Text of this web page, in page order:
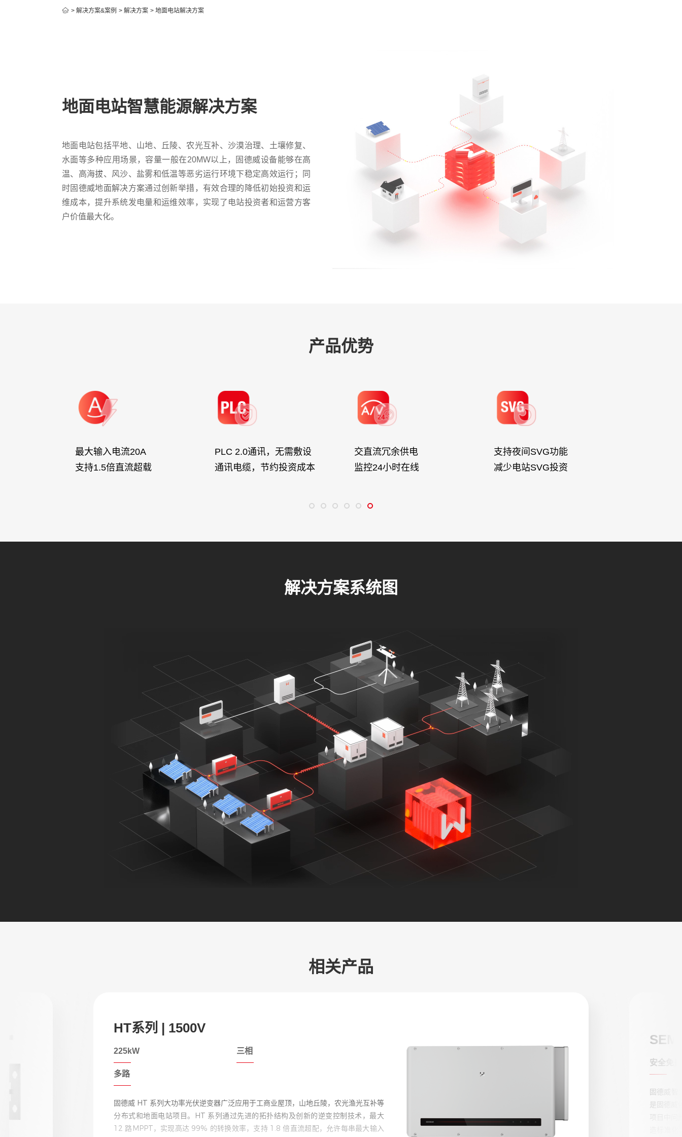
> 解决方案&案例 > 解决方案 > 地面电站解决方案
地面电站智慧能源解决方案
地面电站包括平地、山地、丘陵、农光互补、沙漠治理、土壤修复、
水面等多种应用场景，容量一般在20MW以上，固德威设备能够在高
温、高海拔、风沙、盐雾和低温等恶劣运行环境下稳定高效运行；同
时固德威地面解决方案通过创新举措，有效合理的降低初始投资和运
维成本，提升系统发电量和运维效率，实现了电站投资者和运营方客
户价值最大化。
产品优势
最大输入电流20A
支持1.5倍直流超载
PLC 2.0通讯，无需敷设
通讯电缆，节约投资成本
交直流冗余供电
监控24小时在线
支持夜间SVG功能
减少电站SVG投资
解决方案系统图
相关产品
SEMS 智慧能源云平台
安全免费 智能运维
是固德威依托物联网技术自主开发的光伏电站智能监控运维平台，解决分布式光伏发电
项目中问题定位难、排查难、处理难的三大难题；帮助分布式EPC厂家和运维服务商打
造标准化、规模化、专业化系统平台。实现数据监控、数据分析、计算报表系统的平
4G
安全
高效
固德威推